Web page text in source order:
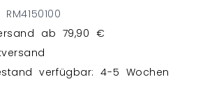
ab 79,90 €
verfügbar: 4-5 Wochen